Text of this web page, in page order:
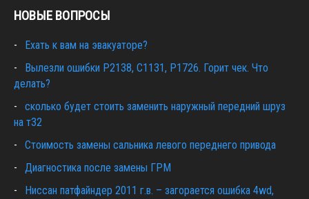
НОВЫЕ ВОПРОСЫ
Ехать к вам на эвакуаторе?
Вылезли ошибки Р2138, С1131, Р1726. Горит чек. Что
делать?
сколько будет стоить заменить наружный передний шруз
на т32
Cтоимость замены сальника левого переднего привода
Диагностика после замены ГРМ
Ниссан патфайндер 2011 г.в. – загорается ошибка 4wd,